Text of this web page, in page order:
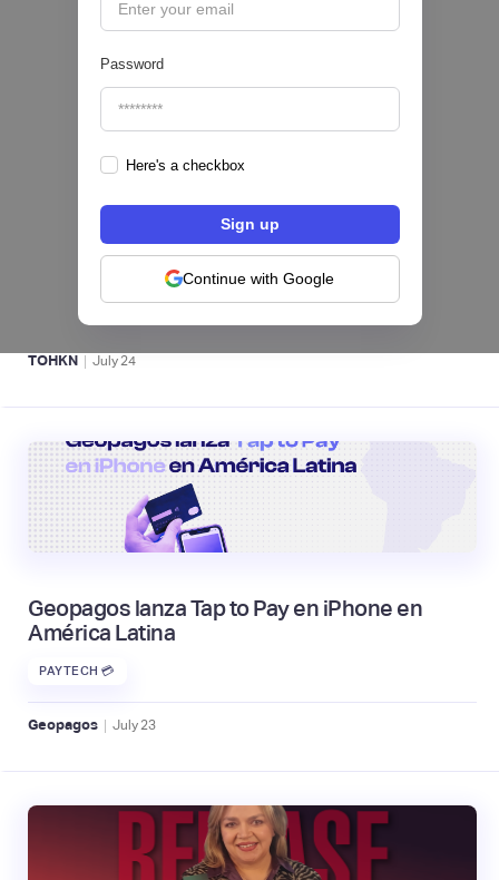
Password
Here's a checkbox
Continue with Google
Fintech salvadoreña TOHKN lanza plataforma
para invertir desde US$10 en acciones de EE.
UU. y criptomonedas
ACTIVOS DIGITALES 👾
TOHKN | July 24
Geopagos lanza Tap to Pay en iPhone en
América Latina
PAYTECH 💳
Geopagos | July 23